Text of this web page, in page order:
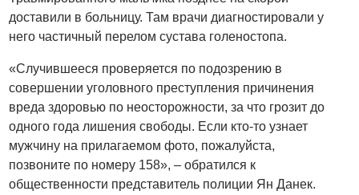
доставили в больницу. Там врачи диагностировали у
него частичный перелом сустава голеностопа.
«Случившееся проверяется по подозрению в
совершении уголовного преступления причинения
вреда здоровью по неосторожности, за что грозит до
одного года лишения свободы. Если кто-то узнает
мужчину на прилагаемом фото, пожалуйста,
позвоните по номеру 158», – обратился к
общественности представитель полиции Ян Данек.